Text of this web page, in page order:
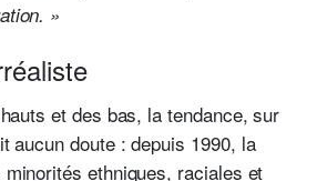
»
et des bas, la tendance, sur
aucun doute : depuis 1990, la
ethniques, raciales et